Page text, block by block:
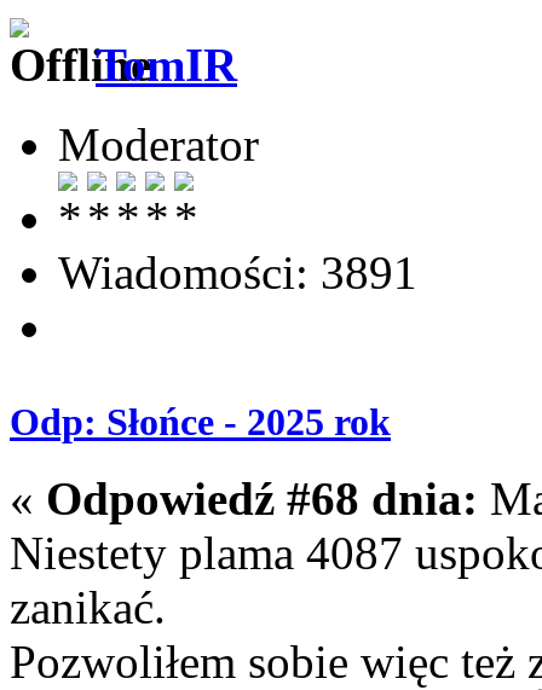
TomIR
Moderator
Wiadomości: 3891
Odp: Słońce - 2025 rok
« Odpowiedź #68 dnia:
Niestety plama 4087
zanikać.
Pozwoliłem sobie więc